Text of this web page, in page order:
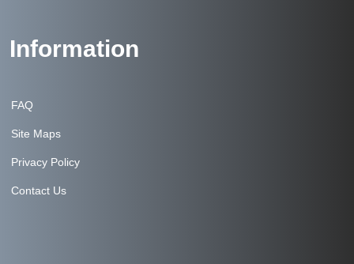
Information
FAQ
Site Maps
Privacy Policy
Contact Us